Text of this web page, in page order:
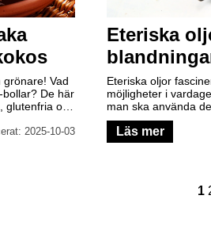
Vad
De här
och
gott
– så enkelt
2025-10-03
Eteriska
Eteriska oljor
möjligheter i
man ska använda
från åt. Här får du
ett enkelt och
Läs mer
1